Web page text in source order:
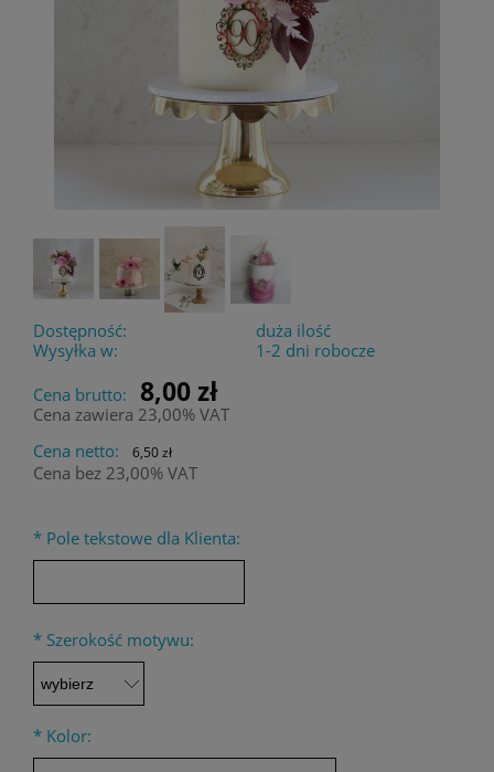
Dostępność:
duża ilość
Wysyłka w:
1-2 dni robocze
Cena brutto:
8,00 zł
Cena zawiera 23,00% VAT
Cena netto:
6,50 zł
Cena bez 23,00% VAT
* Pole tekstowe dla Klienta:
* Szerokość motywu:
* Kolor: